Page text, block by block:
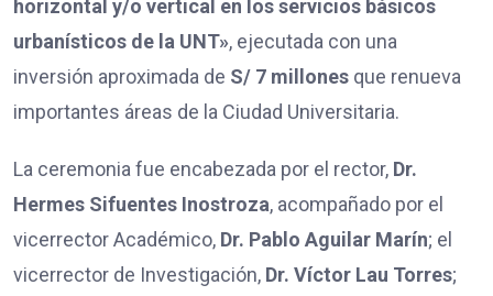
horizontal y/o vertical en los servicios básicos
urbanísticos de la UNT», ejecutada con una
inversión aproximada de S/ 7 millones que renueva
importantes áreas de la Ciudad Universitaria.
La ceremonia fue encabezada por el rector, Dr.
Hermes Sifuentes Inostroza, acompañado por el
vicerrector Académico, Dr. Pablo Aguilar Marín; el
vicerrector de Investigación, Dr. Víctor Lau Torres;